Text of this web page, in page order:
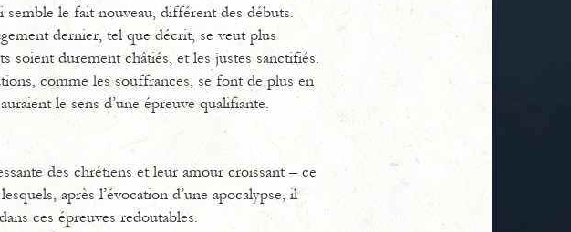
semble le fait nouveau, différent des débuts.
dernier, tel que décrit, se veut plus
soient durement châtiés, et les justes sanctifiés.
comme les souffrances, se font de plus en
le sens d’une épreuve qualifiante.
des chrétiens et leur amour croissant – ce
après l’évocation d’une apocalypse, il
ces épreuves redoutables.